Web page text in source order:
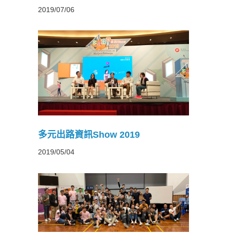
2019/07/06
多元出路資訊Show 2019
2019/05/04